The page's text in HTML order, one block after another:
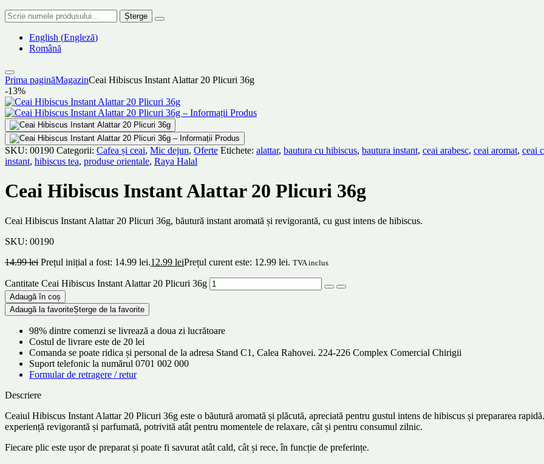
Șterge
English (Engleză)
Română
Prima paginăMagazinCeai Hibiscus Instant Alattar 20 Plicuri 36g
-13%
SKU: 00190 Categorii: Cafea și ceai, Mic dejun, Oferte Etichete: alattar, bautura cu hibiscus, bautura instant, ceai arabesc, ceai aromat, ceai
instant, hibiscus tea, produse orientale, Raya Halal
Ceai Hibiscus Instant Alattar 20 Plicuri 36g
Ceai Hibiscus Instant Alattar 20 Plicuri 36g, băutură instant aromată și revigorantă, cu gust intens de hibiscus.
SKU: 00190
14.99lei Prețul inițial a fost: 14.99 lei.12.99 leiPrețul curent este: 12.99 lei. TVA inclus
Cantitate Ceai Hibiscus Instant Alattar 20 Plicuri 36g
Adaugă în coș
Adaugă la favoriteȘterge de la favorite
98% dintre comenzi se livrează a doua zi lucrătoare
Costul de livrare este de 20 lei
Comanda se poate ridica și personal de la adresa Stand C1, Calea Rahovei. 224-226 Complex Comercial Chirigii
Suport telefonic la numărul 0701 002 000
Formular de retragere / retur
Descriere
Ceaiul Hibiscus Instant Alattar 20 Plicuri 36g este o băutură aromată și plăcută, apreciată pentru gustul intens de hibiscus și prepararea
experiență revigorantă și parfumată, potrivită atât pentru momentele de relaxare, cât și pentru consumul zilnic.
Fiecare plic este ușor de preparat și poate fi savurat atât cald, cât și rece, în funcție de preferințe.